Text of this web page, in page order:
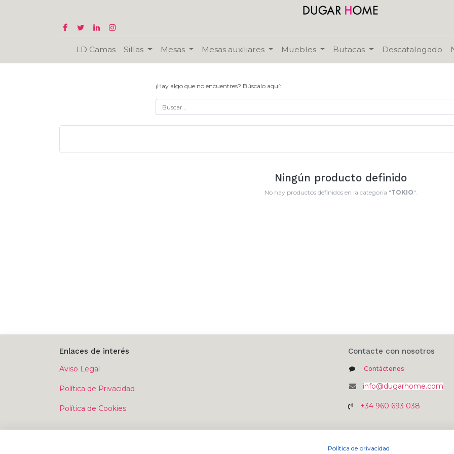
LD Camas Sillas Mesas Mesas auxiliares Muebles Butacas Descatalogado
¡Hay algo que no encuentres? Búscalo aquí:
Ningún producto definido
No hay productos definidos en la categoría "TOKIO".
Enlaces de interés
Aviso Legal
Política de Privacidad
Política de Cookies
Contacte con nosotros
Contáctenos
info@dugarhome.com
+34 960 693 038
Política de privacidad